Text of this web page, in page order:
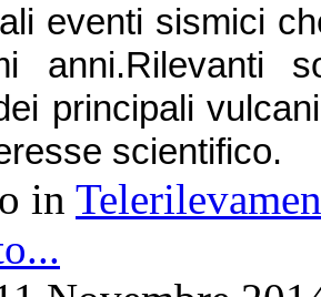
eventi sismici
anni.Rilevanti
principali
scientifico.
in